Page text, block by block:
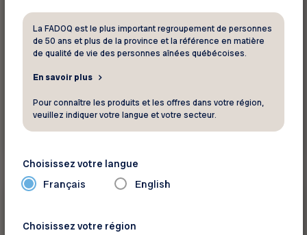
Délices du Lac-Saint-Jean
10 % de rabais
La FADOQ est le plus important regroupement de personnes
de 50 ans et plus de la province et la référence en matière
de qualité de vie des personnes aînées québécoises.
En savoir plus
Pour connaître les produits et les offres dans votre région,
veuillez indiquer votre langue et votre secteur.
Choisissez votre langue
Français English
Choisissez votre région